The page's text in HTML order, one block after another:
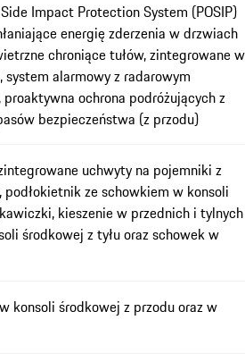
Impact Protection System (POSIP)
energię zderzenia w drzwiach
chroniące tułów, zintegrowane w
alarmowy z radarowym
ochrona podróżujących z
bezpieczeństwa (z przodu)
uchwyty na pojemniki z
podłokietnik ze schowkiem w konsoli
kieszenie w przednich i tylnych
środkowej z tyłu oraz schowek w
konsoli środkowej z przodu oraz w